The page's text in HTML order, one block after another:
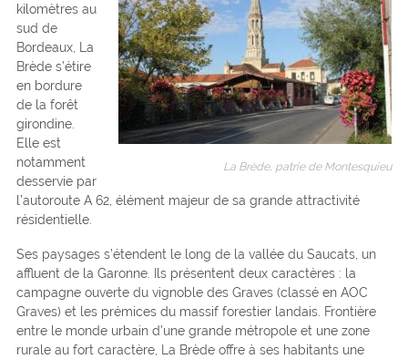
La Brède, patrie de Montesquieu
kilomètres au
sud de
Bordeaux, La
Brède s’étire
en bordure
de la forêt
girondine.
Elle est
notamment
desservie par
l’autoroute A 62, élément majeur de sa grande attractivité
résidentielle.
Ses paysages s’étendent le long de la vallée du Saucats, un
affluent de la Garonne. Ils présentent deux caractères : la
campagne ouverte du vignoble des Graves (classé en AOC
Graves) et les prémices du massif forestier landais. Frontière
entre le monde urbain d’une grande métropole et une zone
rurale au fort caractère, La Brède offre à ses habitants une